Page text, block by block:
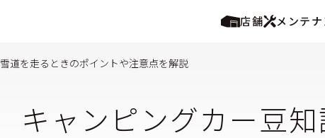
店舗 メンテナ
道を走るときのポイントや注意点を解説
キャンピングカー豆